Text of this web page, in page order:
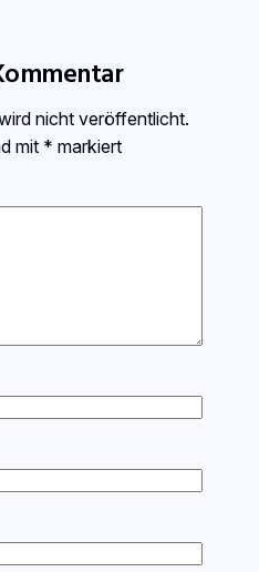
nicht veröffentlicht.
mit * markiert